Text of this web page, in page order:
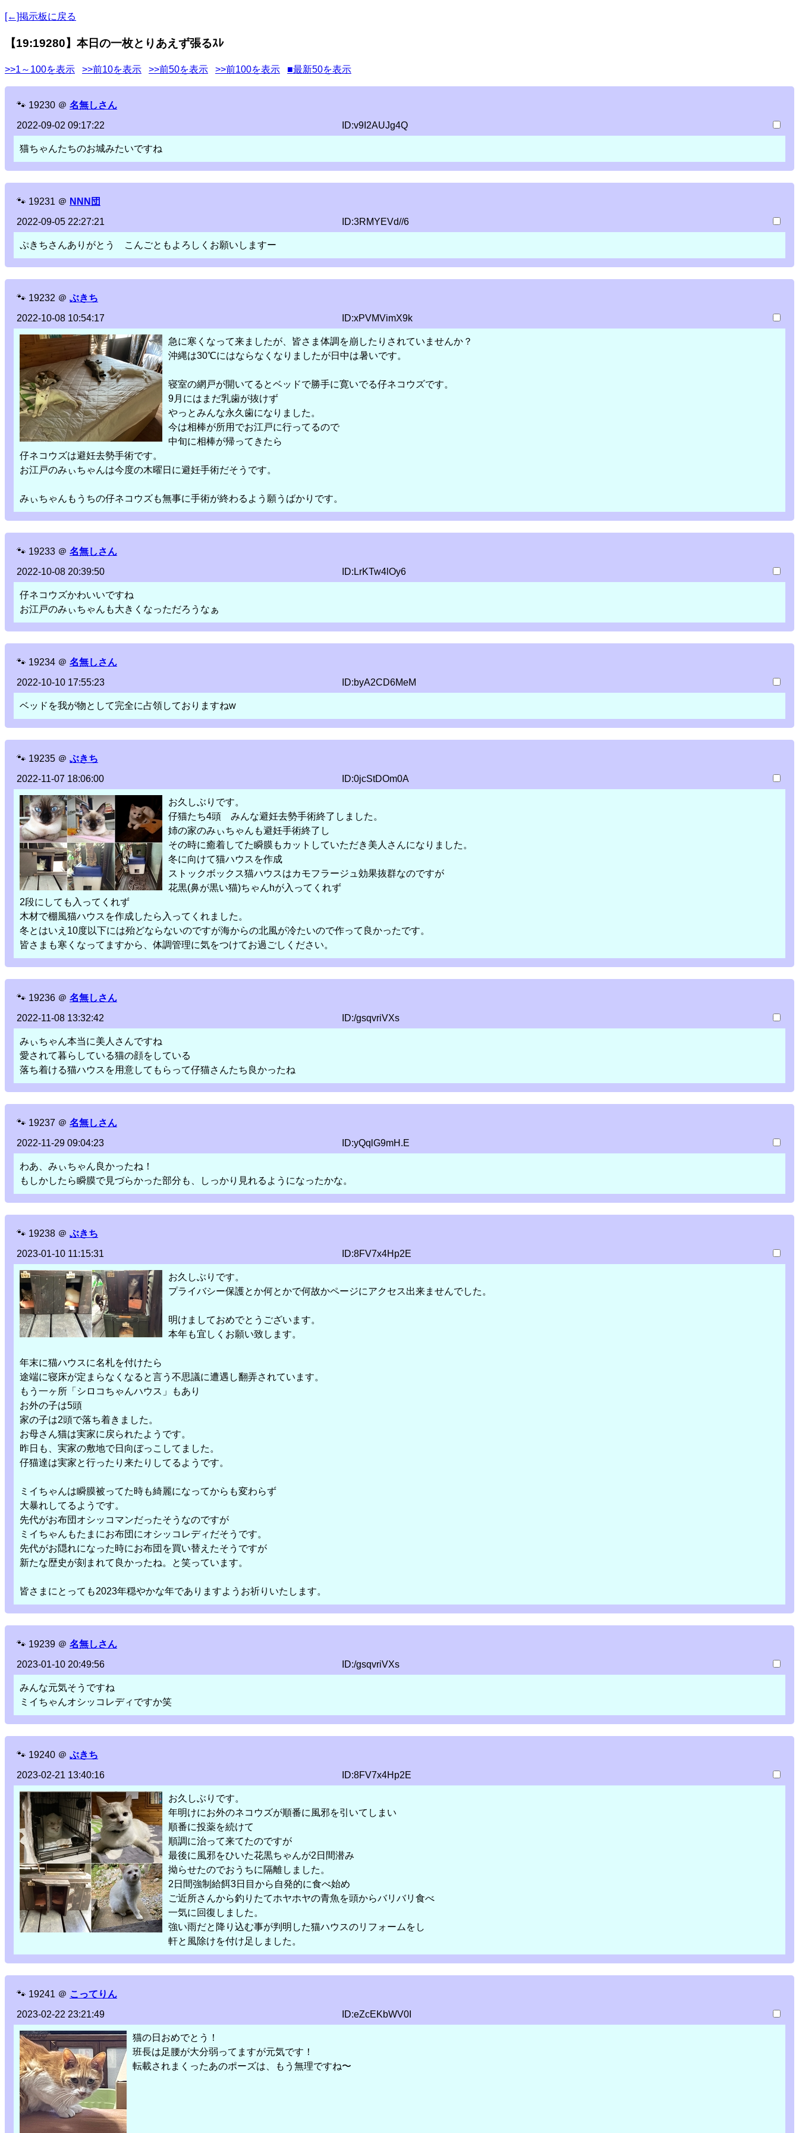
[←]掲示板に戻る
【19:19280】本日の一枚とりあえず張るｽﾚ
>>1～100を表示 >>前10を表示 >>前50を表示 >>前100を表示 ■最新50を表示
🐾 19230 ＠ 名無しさん
2022-09-02 09:17:22
ID:v9I2AUJg4Q
猫ちゃんたちのお城みたいですね
🐾 19231 ＠ NNN団
2022-09-05 22:27:21
ID:3RMYEVd//6
ぷきちさんありがとう こんごともよろしくお願いしますー
🐾 19232 ＠ ぶきち
2022-10-08 10:54:17
ID:xPVMVimX9k
急に寒くなって来ましたが、皆さま体調を崩したりされていませんか？
沖縄は30℃にはならなくなりましたが日中は暑いです。
寝室の網戸が開いてるとベッドで勝手に寛いでる仔ネコウズです。
9月にはまだ乳歯が抜けず
やっとみんな永久歯になりました。
今は相棒が所用でお江戸に行ってるので
中旬に相棒が帰ってきたら
仔ネコウズは避妊去勢手術です。
お江戸のみぃちゃんは今度の木曜日に避妊手術だそうです。
みぃちゃんもうちの仔ネコウズも無事に手術が終わるよう願うばかりです。
🐾 19233 ＠ 名無しさん
2022-10-08 20:39:50
ID:LrKTw4lOy6
仔ネコウズかわいいですね
お江戸のみぃちゃんも大きくなっただろうなぁ
🐾 19234 ＠ 名無しさん
2022-10-10 17:55:23
ID:byA2CD6MeM
ベッドを我が物として完全に占領しておりますねw
🐾 19235 ＠ ぶきち
2022-11-07 18:06:00
ID:0jcStDOm0A
お久しぶりです。
仔猫たち4頭 みんな避妊去勢手術終了しました。
姉の家のみぃちゃんも避妊手術終了し
その時に癒着してた瞬膜もカットしていただき美人さんになりました。
冬に向けて猫ハウスを作成
ストックボックス猫ハウスはカモフラージュ効果抜群なのですが
花黒(鼻が黒い猫)ちゃんhが入ってくれず
2段にしても入ってくれず
木材で棚風猫ハウスを作成したら入ってくれました。
冬とはいえ10度以下には殆どならないのですが海からの北風が冷たいので作って良かったです。
皆さまも寒くなってますから、体調管理に気をつけてお過ごしください。
🐾 19236 ＠ 名無しさん
2022-11-08 13:32:42
ID:/gsqvriVXs
みぃちゃん本当に美人さんですね
愛されて暮らしている猫の顔をしている
落ち着ける猫ハウスを用意してもらって仔猫さんたち良かったね
🐾 19237 ＠ 名無しさん
2022-11-29 09:04:23
ID:yQqlG9mH.E
わあ、みぃちゃん良かったね！
もしかしたら瞬膜で見づらかった部分も、しっかり見れるようになったかな。
🐾 19238 ＠ ぶきち
2023-01-10 11:15:31
ID:8FV7x4Hp2E
お久しぶりです。
プライバシー保護とか何とかで何故かページにアクセス出来ませんでした。
明けましておめでとうございます。
本年も宜しくお願い致します。
年末に猫ハウスに名札を付けたら
途端に寝床が定まらなくなると言う不思議に遭遇し翻弄されています。
もう一ヶ所「シロコちゃんハウス」もあり
お外の子は5頭
家の子は2頭で落ち着きました。
お母さん猫は実家に戻られたようです。
昨日も、実家の敷地で日向ぼっこしてました。
仔猫達は実家と行ったり来たりしてるようです。
ミイちゃんは瞬膜被ってた時も綺麗になってからも変わらず
大暴れしてるようです。
先代がお布団オシッコマンだったそうなのですが
ミイちゃんもたまにお布団にオシッコレディだそうです。
先代がお隠れになった時にお布団を買い替えたそうですが
新たな歴史が刻まれて良かったね。と笑っています。
皆さまにとっても2023年穏やかな年でありますようお祈りいたします。
🐾 19239 ＠ 名無しさん
2023-01-10 20:49:56
ID:/gsqvriVXs
みんな元気そうですね
ミイちゃんオシッコレディですか笑
🐾 19240 ＠ ぶきち
2023-02-21 13:40:16
ID:8FV7x4Hp2E
お久しぶりです。
年明けにお外のネコウズが順番に風邪を引いてしまい
順番に投薬を続けて
順調に治って来てたのですが
最後に風邪をひいた花黒ちゃんが2日間潜み
拗らせたのでおうちに隔離しました。
2日間強制給餌3日目から自発的に食べ始め
ご近所さんから釣りたてホヤホヤの青魚を頭からバリバリ食べ
一気に回復しました。
強い雨だと降り込む事が判明した猫ハウスのリフォームをし
軒と風除けを付け足しました。
🐾 19241 ＠ こってりん
2023-02-22 23:21:49
ID:eZcEKbWV0I
猫の日おめでとう！
班長は足腰が大分弱ってますが元気です！
転載されまくったあのポーズは、もう無理ですね〜